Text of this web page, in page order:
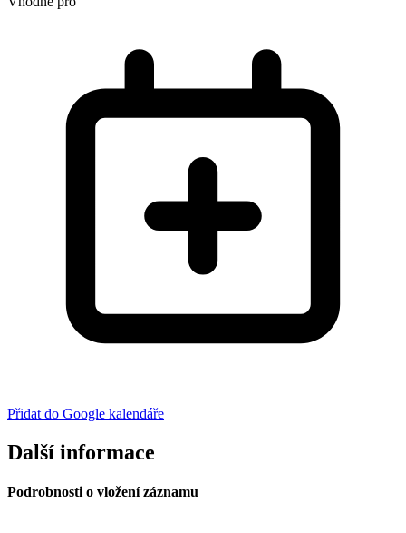
Přidat do Google kalendáře
Další informace
Podrobnosti o vložení záznamu